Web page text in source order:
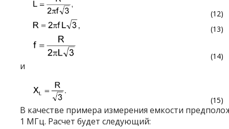
(12)
(13)
(14)
и
(15)
В качестве примера измерения емкости
1 МГц. Расчет будет следующий: